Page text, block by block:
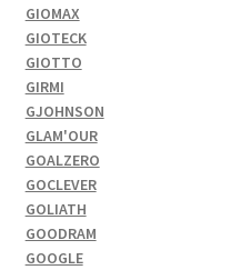
GIOMAX
GIOTECK
GIOTTO
GIRMI
GJOHNSON
GLAM'OUR
GOALZERO
GOCLEVER
GOLIATH
GOODRAM
GOOGLE